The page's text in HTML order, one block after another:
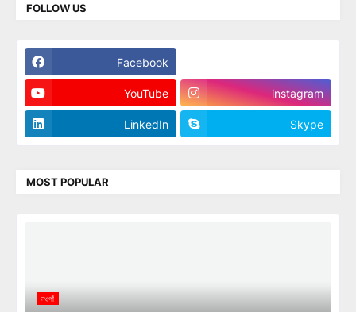
FOLLOW US
Facebook
YouTube instagram
LinkedIn Skype
MOST POPULAR
নওগাঁ